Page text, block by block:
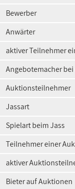
Bewerber
Anwärter
aktiver Teilnehmer
Angebotemacher
Auktionsteilnehmer
Jassart
Spielart beim Jass
Teilnehmer einer
aktiver
Bieter auf Auktionen